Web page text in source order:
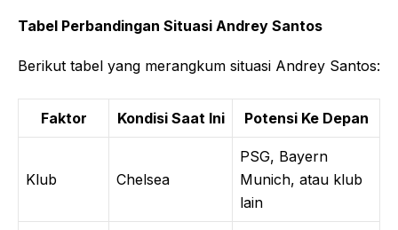
Tabel Perbandingan Situasi Andrey Santos
Berikut tabel yang merangkum situasi Andrey Santos:
Faktor Kondisi Saat Ini Potensi Ke Depan
Klub Chelsea
PSG, Bayern
Munich, atau klub
lain